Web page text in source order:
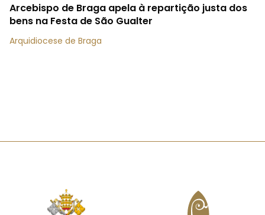
Arcebispo de Braga apela à repartição justa dos
bens na Festa de São Gualter
Arquidiocese de Braga